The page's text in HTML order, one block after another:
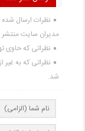
نظرات ارسال
مدیران سایت
نظراتی که حاوی
نظراتی که به غیر
شد.